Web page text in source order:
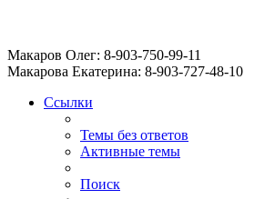
Макаров Олег: 8-903-750-99-11
Макарова Екатерина: 8-903-727-48-10
Ссылки
Темы без ответов
Активные темы
Поиск